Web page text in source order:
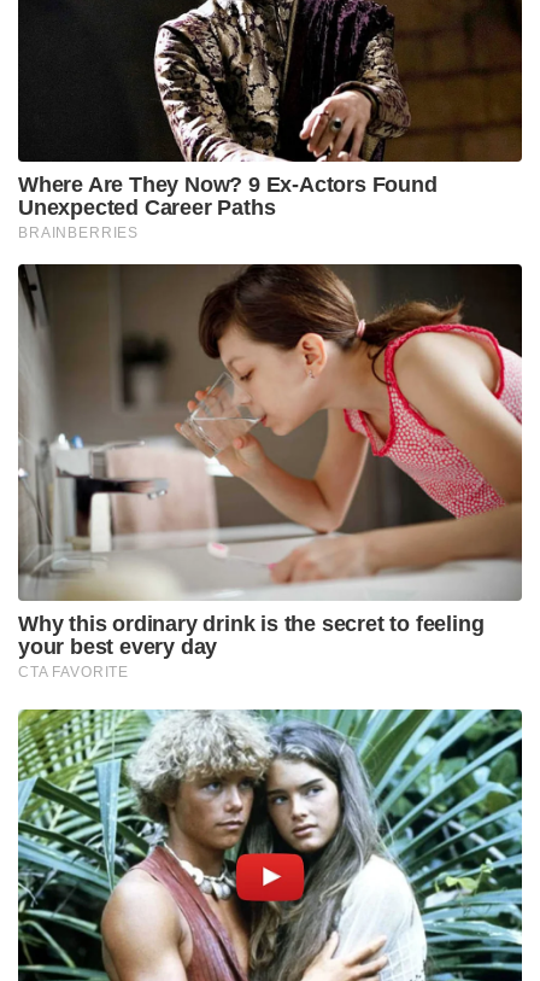
Where Are They Now? 9 Ex-Actors Found
Unexpected Career Paths
BRAINBERRIES
Why this ordinary drink is the secret to feeling
your best every day
CTA FAVORITE